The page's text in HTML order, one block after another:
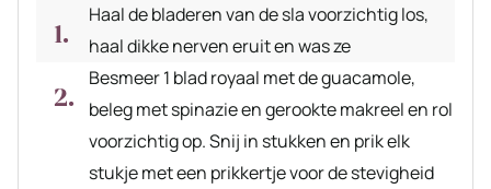
Haal de bladeren van de sla voorzichtig los,
haal dikke nerven eruit en was ze
Besmeer 1 blad royaal met de guacamole,
beleg met spinazie en gerookte makreel en rol
voorzichtig op. Snij in stukken en prik elk
stukje met een prikkertje voor de stevigheid